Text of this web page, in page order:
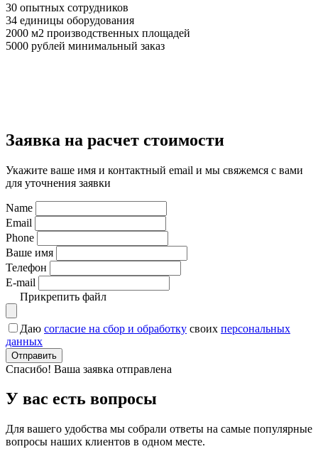
30 опытных сотрудников
34 единицы оборудования
2000 м2 производственных площадей
5000 рублей минимальный заказ
Заявка на расчет стоимости
Укажите ваше имя и контактный email и мы свяжемся с вами
для уточнения заявки
Name
Email
Phone
Ваше имя
Телефон
E-mail
Прикрепить файл
Даю согласие на сбор и обработку своих персональных
данных
Отправить
Спасибо! Ваша заявка отправлена
У вас есть вопросы
Для вашего удобства мы собрали ответы на самые популярные
вопросы наших клиентов в одном месте.